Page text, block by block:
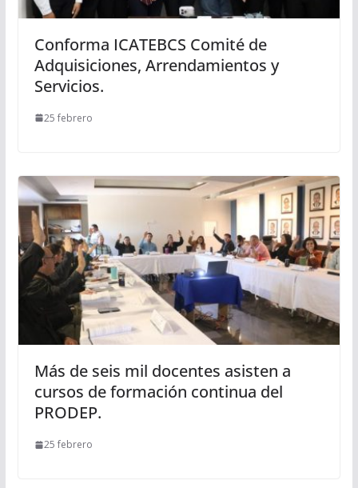
Conforma ICATEBCS Comité de
Adquisiciones, Arrendamientos y
Servicios.
25 febrero
Más de seis mil docentes asisten a
cursos de formación continua del
PRODEP.
25 febrero